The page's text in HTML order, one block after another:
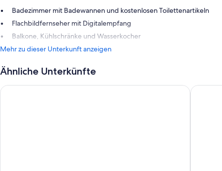
Badezimmer mit Badewannen und kostenlosen Toilettenartikeln
Flachbildfernseher mit Digitalempfang
Balkone, Kühlschränke und Wasserkocher
Mehr zu dieser Unterkunft anzeigen
Ähnliche Unterkünfte
Grupotel Taurus Park HM